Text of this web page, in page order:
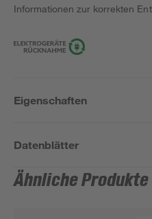
Informationen zur korrekten
Eigenschaften
Datenblätter
Ähnliche Produkte